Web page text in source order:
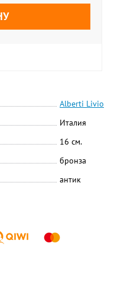
Alberti Livio
Италия
16 см.
бронза
антик